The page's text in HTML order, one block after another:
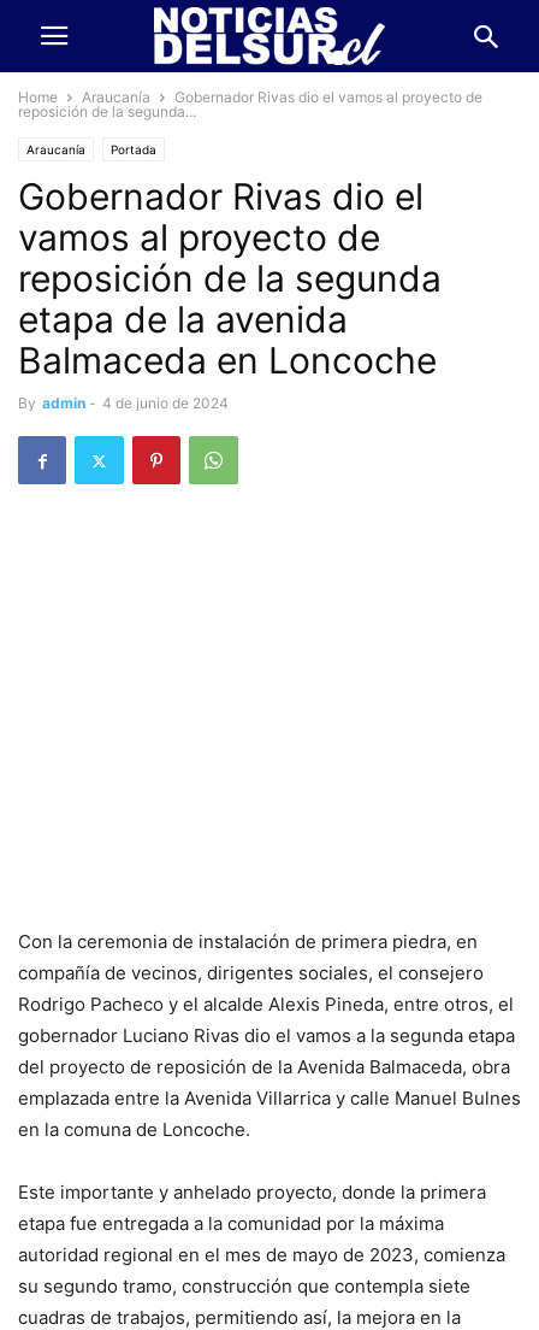
Home Araucanía
Gobernador Rivas dio el vamos al proyecto de
reposición de la segunda...
Araucanía Portada
Gobernador Rivas dio el
vamos al proyecto de
reposición de la segunda
etapa de la avenida
Balmaceda en Loncoche
By admin - 4 de junio de 2024
Con la ceremonia de instalación de primera piedra, en
compañía de vecinos, dirigentes sociales, el consejero
Rodrigo Pacheco y el alcalde Alexis Pineda, entre otros, el
gobernador Luciano Rivas dio el vamos a la segunda etapa
del proyecto de reposición de la Avenida Balmaceda, obra
emplazada entre la Avenida Villarrica y calle Manuel Bulnes
en la comuna de Loncoche.
Este importante y anhelado proyecto, donde la primera
etapa fue entregada a la comunidad por la máxima
autoridad regional en el mes de mayo de 2023, comienza
su segundo tramo, construcción que contempla siete
cuadras de trabajos, permitiendo así, la mejora en la